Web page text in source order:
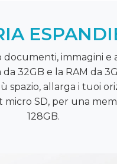
documenti, immagini e
32GB e la RAM da
spazio, allarga i tuoi
micro SD, per una
128GB.